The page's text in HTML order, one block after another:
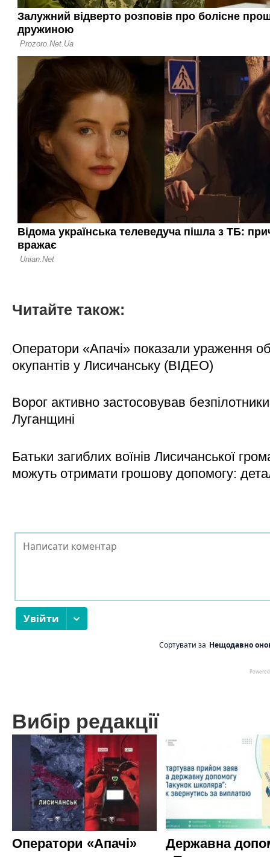
Читайте також:
Оператори «Апачі» показали ураження
окупантів у Лисичанську (ВІДЕО)
Ворог активно застосовував
Луганщині
Батьки загиблих воїнів Лисичанської
можуть отримати грошову допомогу:
Вибір редакції
Оператори «Апачі»
Державна